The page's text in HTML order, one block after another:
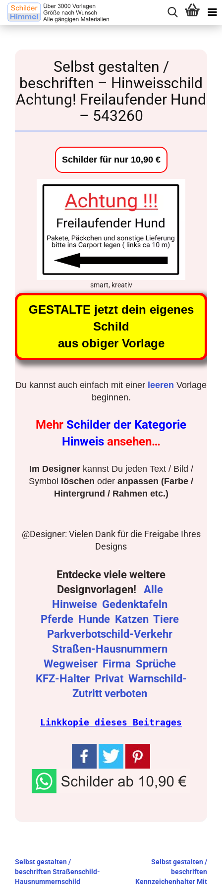
Selbst gestalten /
beschriften – Hinweisschild
Achtung! Freilaufender Hund
– 543260
Schilder für nur 10,90 €
smart, kreativ
GESTALTE jetzt dein eigenes
Schild
aus obiger Vorlage
Du kannst auch einfach mit einer leeren Vorlage
beginnen.
Mehr Schilder der Kategorie
Hinweis ansehen…
Im Designerkannst Du jeden Text / Bild /
Symbol
löschen oder anpassen (Farbe /
Hintergrund / Rahmen etc.)
@Designer: Vielen Dank für die Freigabe Ihres
Designs
Entdecke viele weitere
Designvorlagen!
Alle
Hinweise Gedenktafeln
Pferde Hunde Katzen Tiere
Parkverbotschild-Verkehr
Straßen-Hausnummern
Wegweiser Firma Sprüche
KFZ-Halter Privat Warnschild-
Zutritt verboten
Linkkopie dieses Beitrages
Beitragsnavigation
Selbst gestalten /
beschriften Straßenschild-
Hausnummernschild
Selbst gestalten /
beschriften
Kennzeichenhalter Mit